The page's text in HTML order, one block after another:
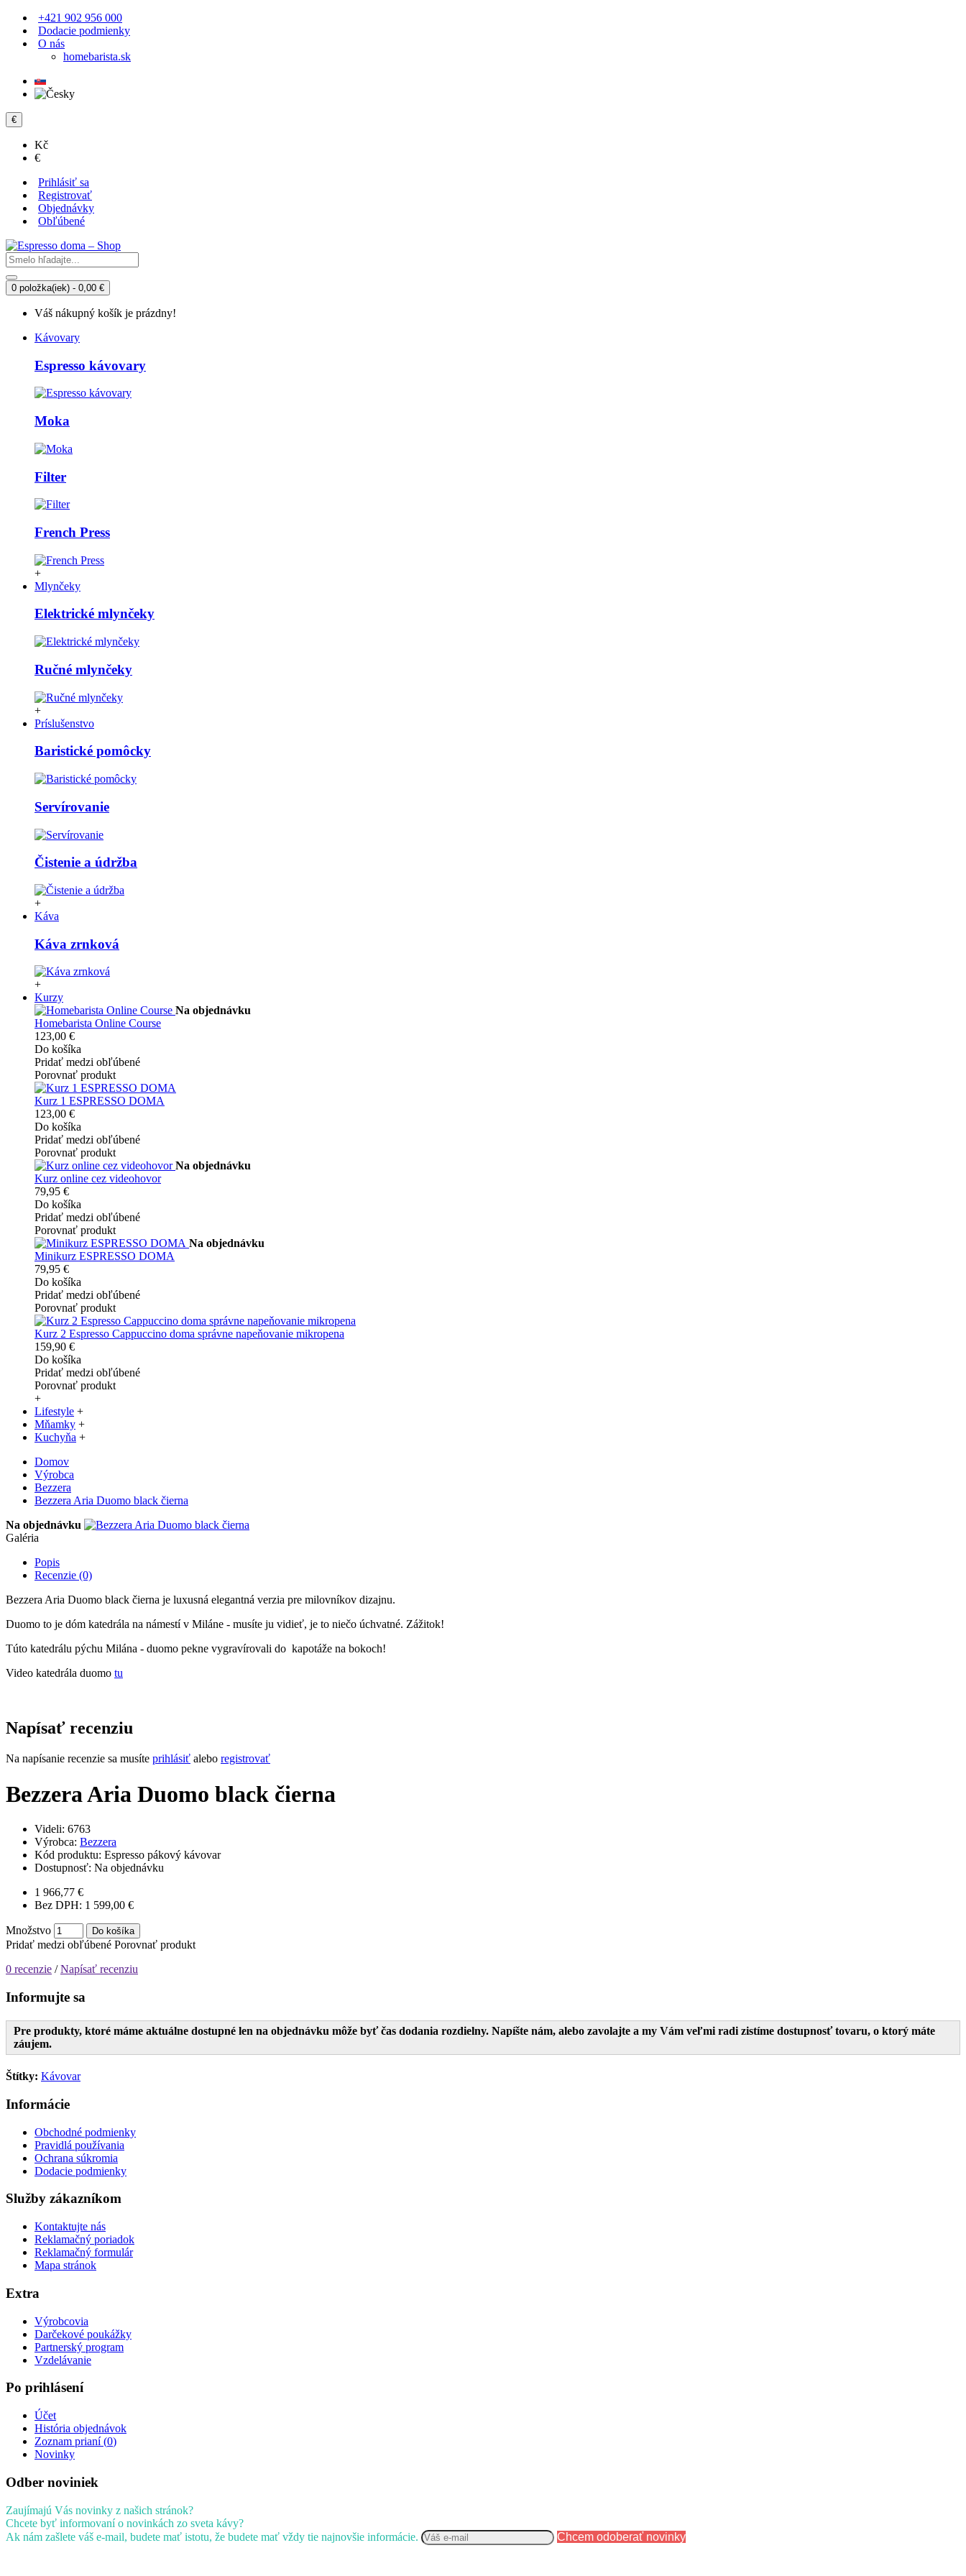
+421 902 956 000
Dodacie podmienky
O nás
homebarista.sk
€
Kč
€
Prihlásiť sa
Registrovať
Objednávky
Obľúbené
0 položka(iek) - 0,00 €
Váš nákupný košík je prázdny!
Kávovary
Espresso kávovary
Moka
Filter
French Press
+
Mlynčeky
Elektrické mlynčeky
Ručné mlynčeky
+
Príslušenstvo
Baristické pomôcky
Servírovanie
Čistenie a údržba
+
Káva
Káva zrnková
+
Kurzy
Na objednávku
Homebarista Online Course
123,00 €
Do košíka
Pridať medzi obľúbené
Porovnať produkt
Kurz 1 ESPRESSO DOMA
123,00 €
Do košíka
Pridať medzi obľúbené
Porovnať produkt
Na objednávku
Kurz online cez videohovor
79,95 €
Do košíka
Pridať medzi obľúbené
Porovnať produkt
Na objednávku
Minikurz ESPRESSO DOMA
79,95 €
Do košíka
Pridať medzi obľúbené
Porovnať produkt
Kurz 2 Espresso Cappuccino doma správne napeňovanie mikropena
159,90 €
Do košíka
Pridať medzi obľúbené
Porovnať produkt
+
Lifestyle +
Mňamky +
Kuchyňa +
Domov
Výrobca
Bezzera
Bezzera Aria Duomo black čierna
Na objednávku
Galéria
Popis
Recenzie (0)
Bezzera Aria Duomo black čierna je luxusná elegantná verzia pre milovníkov dizajnu.
Duomo to je dóm katedrála na námestí v Miláne - musíte ju vidieť, je to niečo úchvatné. Zážitok!
Túto katedrálu pýchu Milána - duomo pekne vygravírovali do kapotáže na bokoch!
Video katedrála duomo tu
Napísať recenziu
Na napísanie recenzie sa musíte prihlásiť alebo registrovať
Bezzera Aria Duomo black čierna
Videli: 6763
Výrobca: Bezzera
Kód produktu: Espresso pákový kávovar
Dostupnosť: Na objednávku
1 966,77 €
Bez DPH: 1 599,00 €
Množstvo Do košíka
Pridať medzi obľúbené Porovnať produkt
0 recenzie /Napísať recenziu
Informujte sa
Pre produkty, ktoré máme aktuálne dostupné len na objednávku môže byť čas dodania rozdielny. Napíšte nám, alebo zavolajte a my Vám veľmi radi zistíme dostupnosť tovaru, o ktorý máte
záujem.
Štítky: Kávovar
Informácie
Obchodné podmienky
Pravidlá používania
Ochrana súkromia
Dodacie podmienky
Služby zákazníkom
Kontaktujte nás
Reklamačný poriadok
Reklamačný formulár
Mapa stránok
Extra
Výrobcovia
Darčekové poukážky
Partnerský program
Vzdelávanie
Po prihlásení
Účet
História objednávok
Zoznam prianí (0)
Novinky
Odber noviniek
Zaujímajú Vás novinky z našich stránok?
Chcete byť informovaní o novinkách zo sveta kávy?
Ak nám zašlete váš e-mail, budete mať istotu, že budete mať vždy tie najnovšie informácie.
Chcem odoberať novinky